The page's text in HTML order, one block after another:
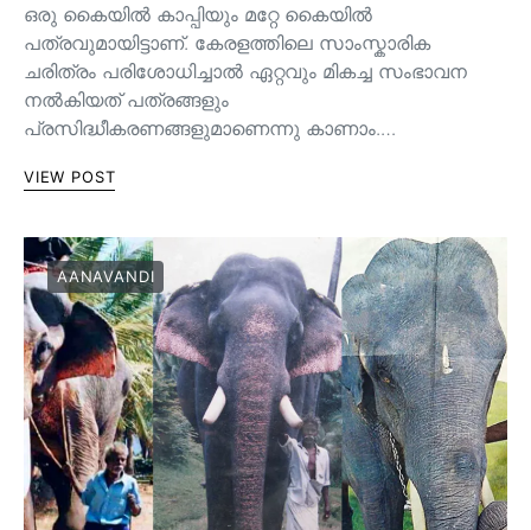
ഒരു കൈയില്‍ കാപ്പിയും മറ്റേ കൈയില്‍
പത്രവുമായിട്ടാണ്. കേരളത്തിലെ സാംസ്കാരിക
ചരിത്രം പരിശോധിച്ചാല്‍ ഏറ്റവും മികച്ച സംഭാവന
നല്‍കിയത് പത്രങ്ങളും
പ്രസിദ്ധീകരണങ്ങളുമാണെന്നു കാണാം.…
VIEW POST
AANAVANDI